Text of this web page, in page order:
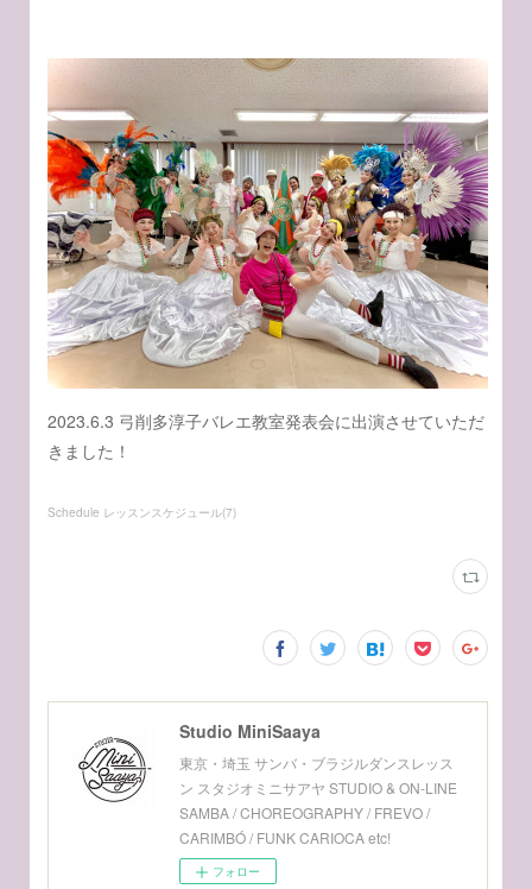
2023.6.3 弓削多淳子バレエ教室発表会に出演させていただ
きました！
Schedule レッスンスケジュール(7)
Studio MiniSaaya
東京・埼玉 サンバ・ブラジルダンスレッス
ン スタジオミニサアヤ STUDIO & ON-LINE
SAMBA / CHOREOGRAPHY / FREVO /
CARIMBÓ / FUNK CARIOCA etc!
フォロー